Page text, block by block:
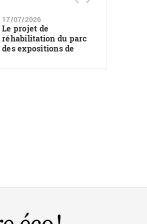
17/07/2026
Le projet de
réhabilitation du parc
des expositions de